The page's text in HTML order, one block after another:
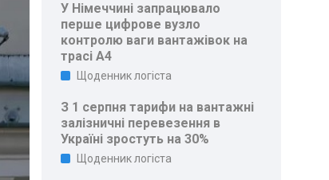
У Німеччині запрацювало
перше цифрове вузло
контролю ваги вантажівок на
трасі A4
Щоденник логіста
З 1 серпня тарифи на вантажні
залізничні перевезення в
Україні зростуть на 30%
Щоденник логіста